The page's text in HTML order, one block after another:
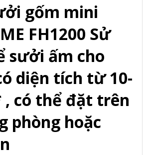
gốm mini
FH1200 Sử
sưởi ấm cho
diện tích từ 10-
, có thể đặt trên
phòng hoặc